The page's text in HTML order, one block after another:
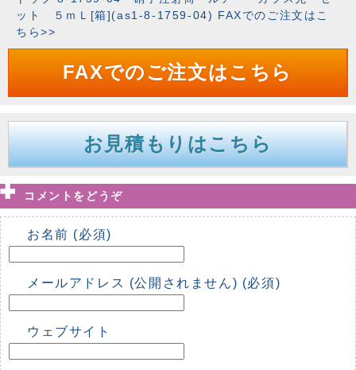
ット ５ｍＬ[箱](as1-8-1759-04) FAXでのご注文はこ
ちら>>
FAXでのご注文はこちら
お見積もりはこちら
コメントをどうぞ
お名前 (必須)
メールアドレス (公開されません) (必須)
ウェブサイト